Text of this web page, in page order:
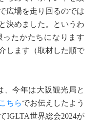
広場を走り回るのでは
決めました。というわ
たかたちになります
します（取材した順で
今年は大阪観光局と
こちらでお伝えしたよう
IGLTA世界総会2024が